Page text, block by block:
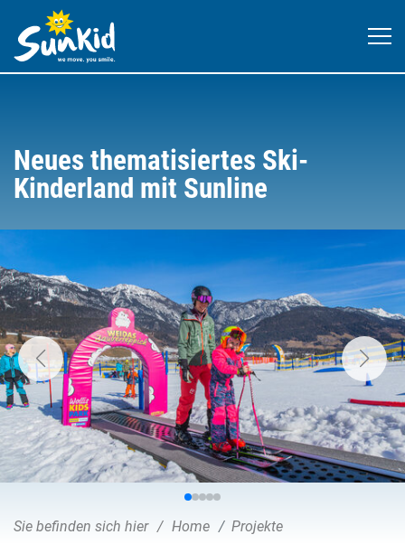
Neues thematisiertes Ski-
Kinderland mit Sunline
Sie befinden sich hier Home Projekte